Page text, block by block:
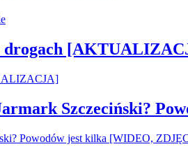
drogach
Szczeciński?